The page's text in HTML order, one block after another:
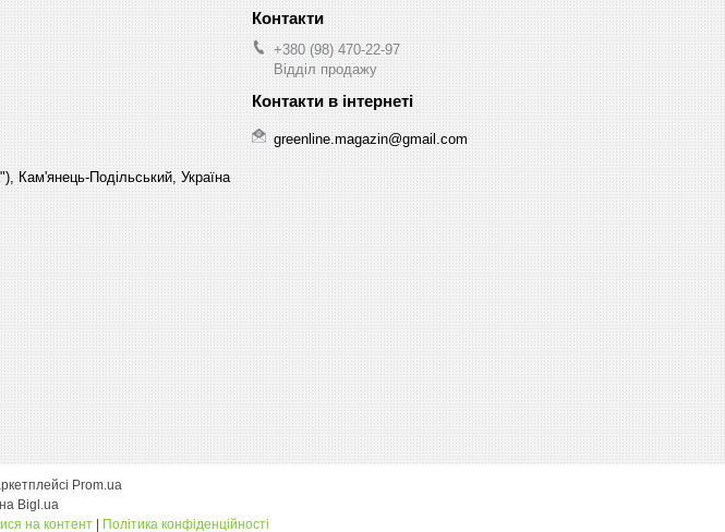
Кам'янець-Подільський, Україна
+380 (98) 470-22-97
Відділ продажу
greenline.magazin@gmail.com
Prom.ua
Bigl.ua
на контент Політика конфіденційності